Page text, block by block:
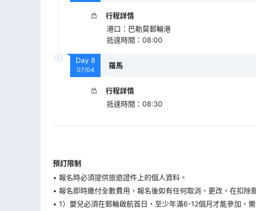
行程詳情
港口 ： 巴勒莫郵輪港
抵達時間 ： 08:00
Day 8
07/04
羅馬
行程詳情
抵達時間 ： 08:30
預訂限制
報名時必須提供旅遊證件上的個人資料。
報名即時繳付全數費用，報名後如有任何取消、更改，在扣
1）嬰兒必須在郵輪啟航首日，至少年滿6-12個月才能參加，